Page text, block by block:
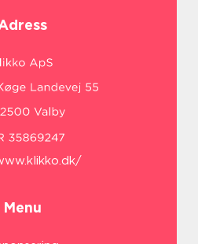
Menu